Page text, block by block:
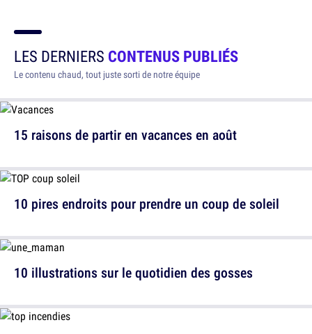
LES DERNIERS CONTENUS PUBLIÉS
Le contenu chaud, tout juste sorti de notre équipe
15 raisons de partir en vacances en août
10 illustrations sur le quotidien des gosses
10 pires endroits pour prendre un coup de soleil